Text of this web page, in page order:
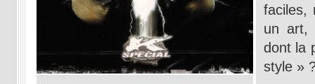
faciles,
un art,
dont la
style »